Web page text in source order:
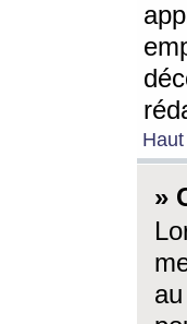
Haut
»